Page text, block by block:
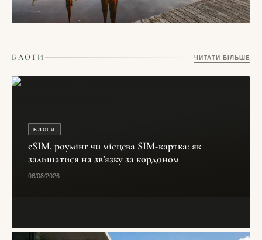
Уппсала, Швеція — місто університету, собору і давньої
БЛОГИ ЧИТАТИ БІЛЬШЕ
БЛОГИ
eSIM, роумінг чи місцева SIM-картка: як
залишатися на зв’язку за кордоном
06/08/2026